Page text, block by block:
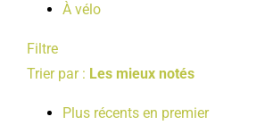
À vélo
Filtre
Trier par : Les mieux notés
Plus récents en premier